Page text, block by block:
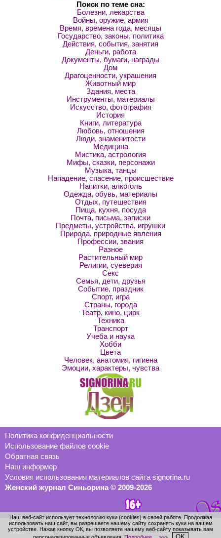
Поиск по теме сна:
Болезни, лекарства
Войны, оружие, армия
Время, времена года, месяцы
Государство, законы, политика
Действия, события, занятия
Деньги, работа
Документы, бумаги, награды
Дом
Драгоценности, украшения
Животный мир
Здания, места
Инструменты, материалы
Искусство, фотография
История
Книги, литература
Любовь, отношения
Люди, знаменитости
Медицина
Мистика, астрология
Мифы, сказки, персонажи
Музыка, танцы
Нападение, спасение, происшествие
Напитки, алкоголь
Одежда, обувь, материалы
Отдых, путешествия
Пища, кухня, посуда
Почта, письма, записки
Предметы, устройства, игрушки
Природа, природные явления
Профессии, звания
Разное
Растительный мир
Религии, суеверия
Секс
Семья, дети, друзья
Событие, праздник
Спорт, игра
Страны, города
Театр, кино, цирк
Техника
Транспорт
Учеба и наука
Хобби
Цвета
Человек, анатомия, гигиена
Эмоции, характеры, чувства
Политика конфиденциальности
Использование файлов cookie
Обратная связь
Наш информер
Условия использования материалов сайта signorina.ru
Женский журнал Синьорина © 2009-2026
Наш веб-сайт использует технологию куки (cookies) в своей работе. Продолжая
использовать наш сайт, вы разрешаете нашему сайту сохранять куки на вашем
устройстве. Нажав кнопку ОК, вы позволяете нашему веб-сайту показывать вам